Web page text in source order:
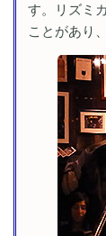
す。リズミ
ことがあり